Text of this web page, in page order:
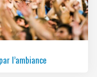
l’ambiance